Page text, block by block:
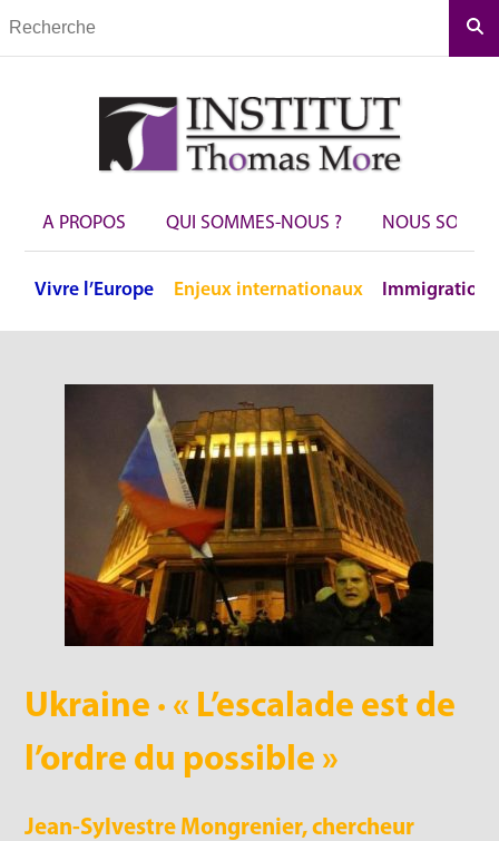
A PROPOS QUI SOMMES-NOUS ? NOUS
Vivre l’Europe Enjeux internationaux Immigration
Ukraine · « L’escalade est de
l’ordre du possible »
Jean-Sylvestre Mongrenier, chercheur